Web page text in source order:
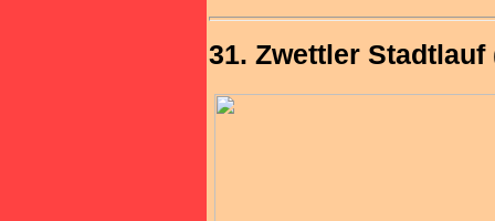
31. Zwettler Stadtlauf